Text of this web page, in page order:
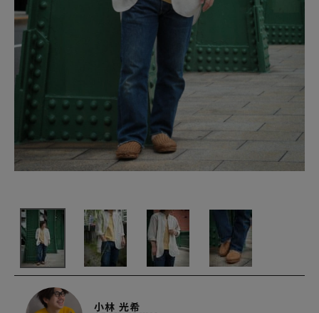
ご利用ガイド
プライバシーポリシー
特定商取引法について
お問い合わせ
OFFICIAL WEB SITE
ACCOUNT MENU
ようこそ ゲスト 様
小林 光希